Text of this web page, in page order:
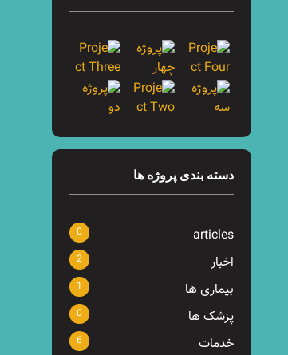
دسته بندی پروژه ها
articles
0
اخبار 2
بیماری ها 1
پزشک ها 0
خدمات 6